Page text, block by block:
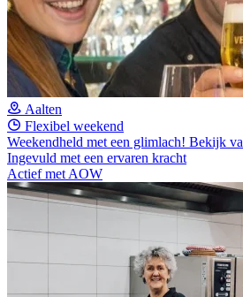
Aalten
Flexibel weekend
Weekendheld met een glimlach! Bekijk
Ingevuld met een ervaren kracht
Actief met AOW